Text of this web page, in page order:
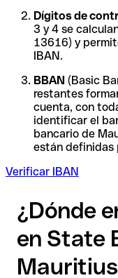
Dígitos de
3 y 4 se
13616) y
IBAN.
BBAN (Basic
restantes
cuenta, con
identificar el
bancario de
están definidas
Verificar IBAN
¿Dónde
en State